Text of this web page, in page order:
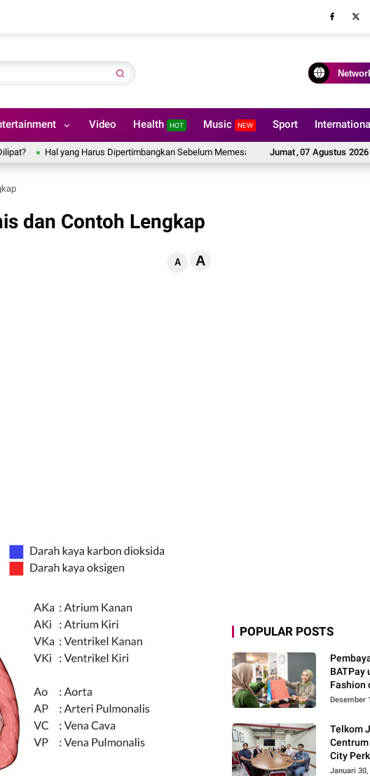
Video Health HOT Music NEW Sport
Jumat,07 Agustus 2026
Hal yang Harus Dipertimbangkan Sebelum Memesan Sofa Custom Cipta Publishing
dan Contoh Lengkap
A A
POPULAR POSTS
BATPay
Fashion
Desember
Telkom
City
Januari 30,